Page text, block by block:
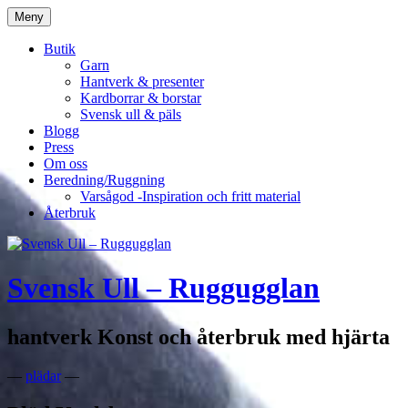
Hoppa
till
innehåll
Meny
Butik
Garn
Hantverk & presenter
Kardborrar & borstar
Svensk ull & päls
Blogg
Press
Om oss
Beredning/Ruggning
Varsågod -Inspiration och fritt material
Återbruk
Svensk Ull – Ruggugglan
hantverk Konst och återbruk med hjärta
— plädar—